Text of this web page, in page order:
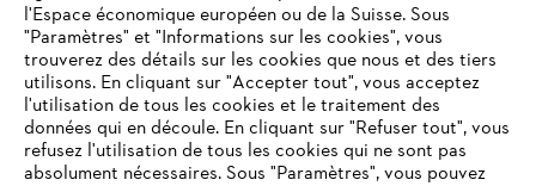
Politique de protection des données
Mentions légales Cookies
VOTRE NAVIGATEUR INTERNET
N'EST PLUS PRIS EN CHARGE
Vous utilisez un navigateur Internet que nous ne prenons plus
l'Espace économique européen ou de la Suisse. Sous
"Paramètres" et "Informations sur les cookies", vous
trouverez des détails sur les cookies que nous et des tiers
utilisons. En cliquant sur "Accepter tout", vous acceptez
l'utilisation de tous les cookies et le traitement des
données qui en découle. En cliquant sur "Refuser tout", vous
refusez l'utilisation de tous les cookies qui ne sont pas
absolument nécessaires. Sous "Paramètres", vous pouvez